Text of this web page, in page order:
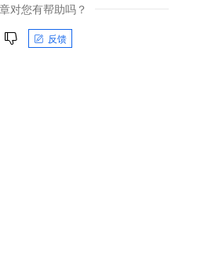
对您有帮助吗？
反馈